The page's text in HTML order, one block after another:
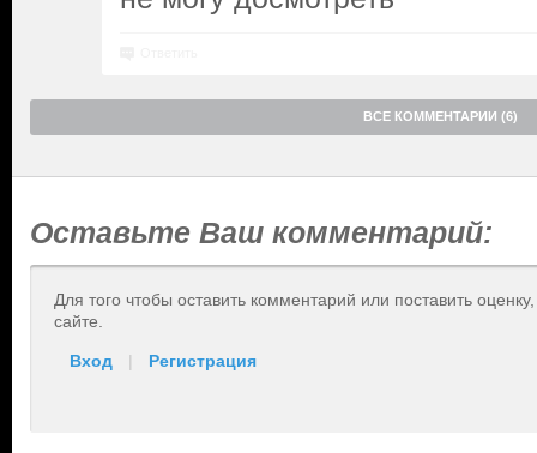
ВСЕ КОММЕНТАРИИ (6)
Оставьте Ваш комментарий:
Для того чтобы оставить комментарий или поставить
сайте.
Вход | Регистрация